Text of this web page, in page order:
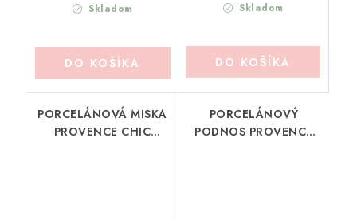
Skladom
DO KOŠÍKA
Skladom
DO KOŠÍKA
PORCELÁNOVÁ MISKA
PROVENCE CHIC
PORCELÁNOVÝ
PODNOS PROVENCE